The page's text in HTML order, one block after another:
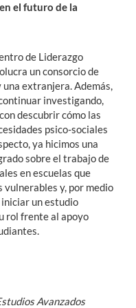
el futuro de la
de Liderazgo
un consorcio de
extranjera. Además,
investigando,
descubrir cómo las
psico-sociales
ya hicimos una
sobre el trabajo de
en escuelas que
vulnerables y, por medio
un estudio
rol frente al apoyo
Avanzados